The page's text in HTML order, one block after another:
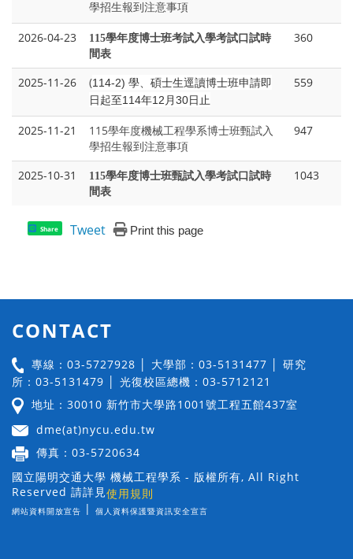
學招生報到注意事項
2026-04-23 115學年度博士班考試入學考試口試時
間表
360
2025-11-26 (114-2) 學、碩士生逕讀博士班申請即
日起至114年12月30日止
559
2025-11-21
115學年度機械工程學系博士班甄試入
學招生報到注意事項
947
2025-10-31 115學年度博士班甄試入學考試口試時
間表
1043
Share Tweet Print this page
CONTACT
專線：03-5727928 │ 大學部：03-5131477 │ 研究
所：03-5131479 │ 光復校區總機：03-5712121
地址：30010 新竹市大學路1001號工程五館437室
dme(at)nycu.edu.tw
傳真：03-5720634
國立陽明交通大學 機械工程學系 - 版權所有, All Right
Reserved 請詳見使用規則
網站資料開放宣告 | 個人資料保護暨資訊安全宣言